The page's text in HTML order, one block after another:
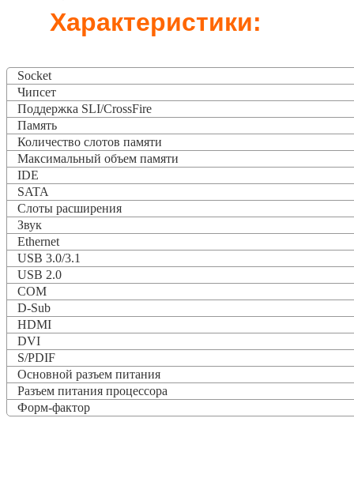
Характеристики:
Socket
Чипсет
Поддержка SLI/CrossFire
Память
Количество слотов памяти
Максимальный объем памяти
IDE
SATA
Слоты расширения
Звук
Ethernet
USB 3.0/3.1
USB 2.0
COM
D-Sub
HDMI
DVI
S/PDIF
Основной разъем питания
Разъем питания процессора
Форм-фактор